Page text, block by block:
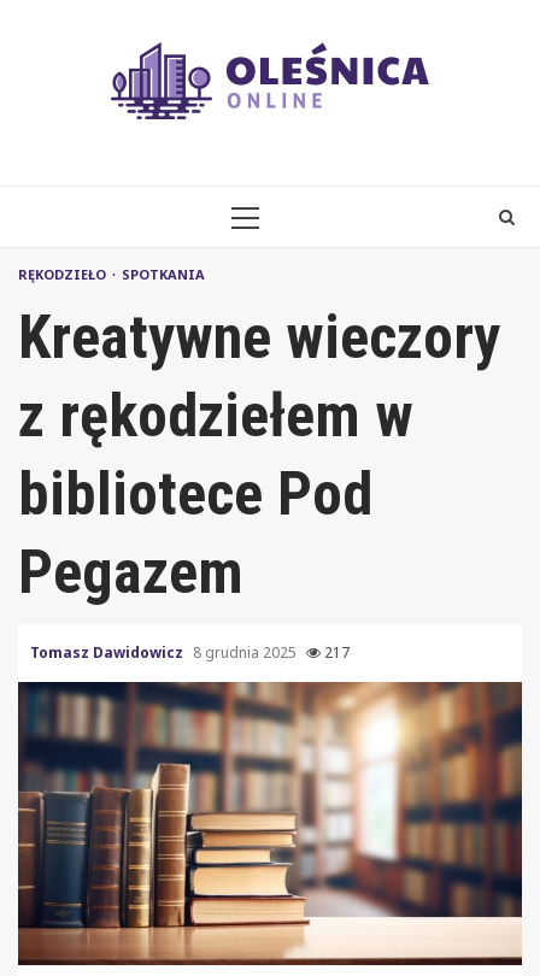
PRIMARY
RĘKODZIEŁO SPOTKANIA
Kreatywne wieczory
z rękodziełem w
bibliotece Pod
Pegazem
Tomasz Dawidowicz 8 grudnia 2025 217